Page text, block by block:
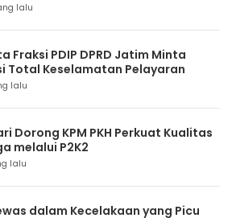
lalu
Fraksi PDIP DPRD Jatim Minta
Total Keselamatan Pelayaran
lalu
Dorong KPM PKH Perkuat Kualitas
melalui P2K2
lalu
dalam Kecelakaan yang Picu